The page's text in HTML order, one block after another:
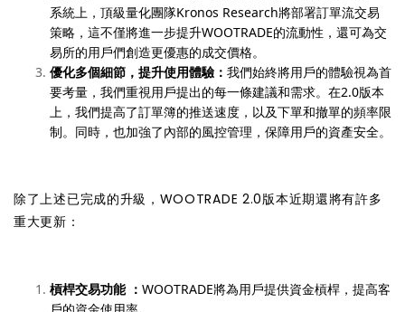
系統上，頂級量化團隊Kronos Research將部署訂單流交易
策略，這不僅將進一步提升WOOTRADE的流動性，還可為交
易所的用戶們創造更優惠的成交價格。
優化多個細節，提升使用體驗： 我們始終將用戶的體驗視為首
要考量，我們重視用戶提出的每一條建議和需求。在2.0版本
上，我們提高了訂單簿的推送速度，以及下單和撤單的頻率限
制。同時，也加強了內部的風控管理，保障用戶的資產安全。
除了上述已完成的升級，WOOTRADE 2.0版本近期還將有許多
重大更新：
槓桿交易功能 ： WOOTRADE將為用戶提供資金槓桿，提高客
戶的資金使用率。